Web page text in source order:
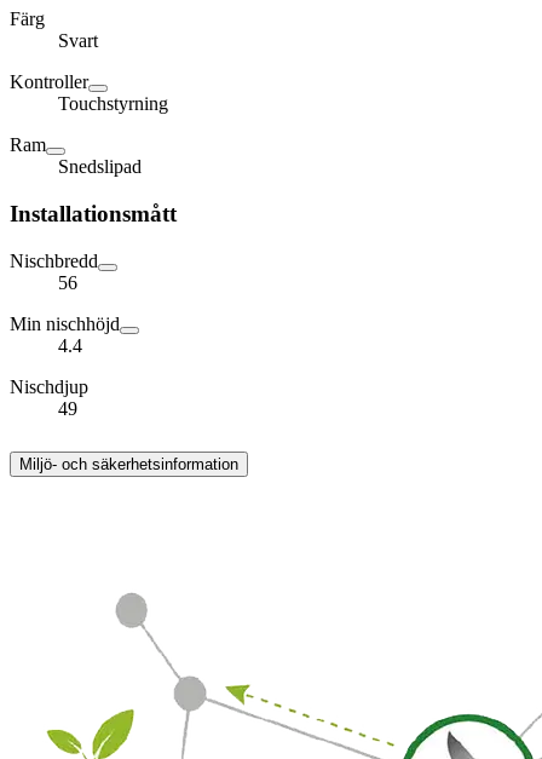
Färg
Svart
Kontroller
Touchstyrning
Ram
Snedslipad
Installationsmått
Nischbredd
56
Min nischhöjd
4.4
Nischdjup
49
Miljö- och säkerhetsinformation